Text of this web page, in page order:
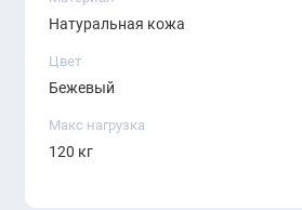
Натуральная кожа
Цвет
Бежевый
Макс нагрузка
120 кг